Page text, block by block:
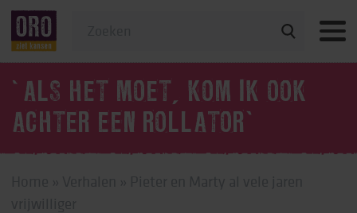
Veelgestelde vragen
‘ALS HET MOET, KOM IK OOK
ACHTER EEN ROLLATOR’